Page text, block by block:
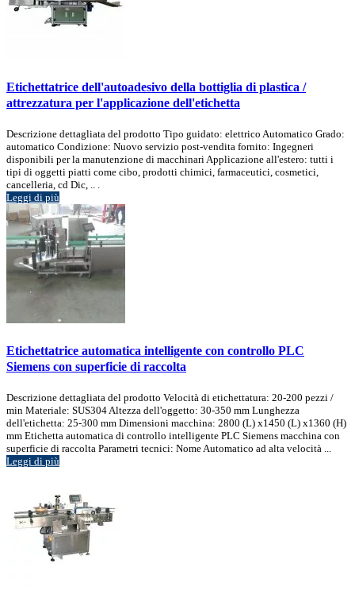
Etichettatrice dell'autoadesivo della bottiglia di plastica /
attrezzatura per l'applicazione dell'etichetta
Descrizione dettagliata del prodotto Tipo guidato: elettrico Automatico Grado:
automatico Condizione: Nuovo servizio post-vendita fornito: Ingegneri
disponibili per la manutenzione di macchinari Applicazione all'estero: tutti i
tipi di oggetti piatti come cibo, prodotti chimici, farmaceutici, cosmetici,
cancelleria, cd Dic, .. .
Leggi di più
Etichettatrice automatica intelligente con controllo PLC
Siemens con superficie di raccolta
Descrizione dettagliata del prodotto Velocità di etichettatura: 20-200 pezzi /
min Materiale: SUS304 Altezza dell'oggetto: 30-350 mm Lunghezza
dell'etichetta: 25-300 mm Dimensioni macchina: 2800 (L) x1450 (L) x1360 (H)
mm Etichetta automatica di controllo intelligente PLC Siemens macchina con
superficie di raccolta Parametri tecnici: Nome Automatico ad alta velocità ...
Leggi di più